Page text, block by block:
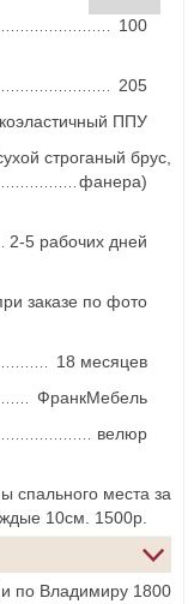
100
205
ППУ
строганый брус,
фанера)
2-5 рабочих дней
заказе по фото
18 месяцев
ФранкМебель
велюр
спального места за
10см. 1500р.
по Владимиру 1800